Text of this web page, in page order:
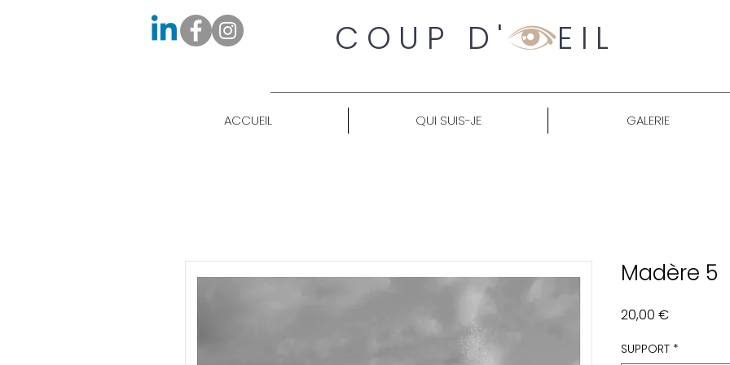
COUP D' EIL
ACCUEIL QUI SUIS-JE GALERIE
Madère 5
20,00 €Prix
SUPPORT *